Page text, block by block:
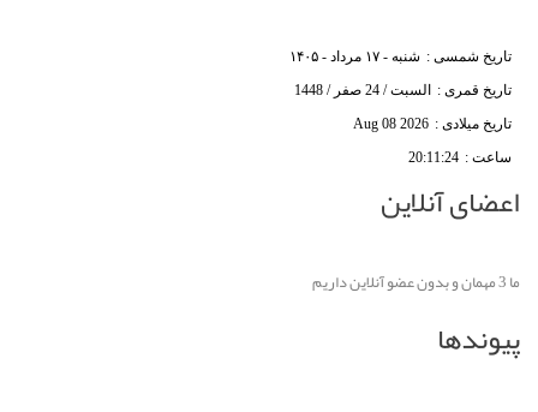
تاریخ شمسی : شنبه - ۱۷ مرداد - ۱۴۰۵
تاریخ قمری :
السبت / 24 صفر / 1448
تاریخ میلادی : Aug 08 2026
ساعت : 20:11:24
اعضای آنلاین
ما 3 مهمان و بدون عضو آنلاین داریم
پیوندها